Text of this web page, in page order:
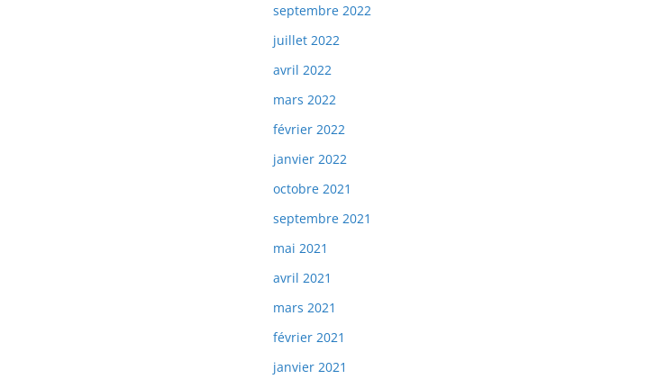
septembre 2022
juillet 2022
avril 2022
mars 2022
février 2022
janvier 2022
octobre 2021
septembre 2021
mai 2021
avril 2021
mars 2021
février 2021
janvier 2021